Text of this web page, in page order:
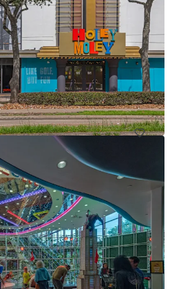
529, Houston, TX, 77095, US